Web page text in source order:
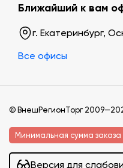
Ближайший к вам
г. Екатеринбург,
Все офисы
© ВнешРегионТорг
Минимальная сумма
Версия для